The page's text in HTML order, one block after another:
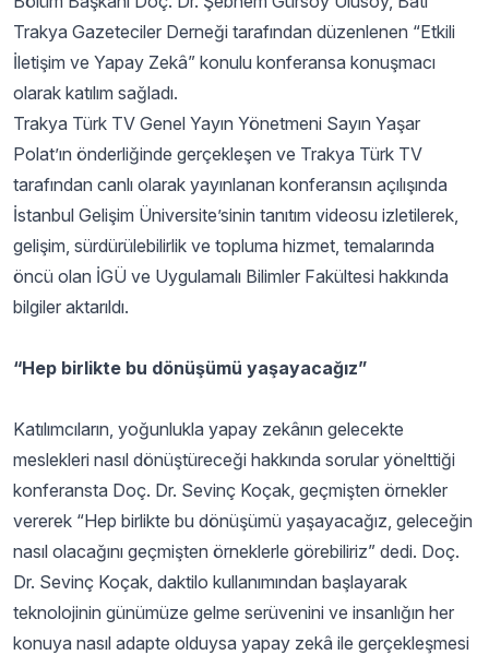
Trakya Gazeteciler Derneği tarafından düzenlenen “Etkili
İletişim ve Yapay Zekâ” konulu konferansa konuşmacı
olarak katılım sağladı.
Trakya Türk TV Genel Yayın Yönetmeni Sayın Yaşar
Polat’ın önderliğinde gerçekleşen ve Trakya Türk TV
tarafından canlı olarak yayınlanan konferansın açılışında
İstanbul Gelişim Üniversite’sinin tanıtım videosu izletilerek,
gelişim, sürdürülebilirlik ve topluma hizmet, temalarında
öncü olan İGÜ ve Uygulamalı Bilimler Fakültesi hakkında
bilgiler aktarıldı.
“Hep birlikte bu dönüşümü yaşayacağız”
Katılımcıların, yoğunlukla yapay zekânın gelecekte
meslekleri nasıl dönüştüreceği hakkında sorular yönelttiği
konferansta Doç. Dr. Sevinç Koçak, geçmişten örnekler
vererek “Hep birlikte bu dönüşümü yaşayacağız, geleceğin
nasıl olacağını geçmişten örneklerle görebiliriz” dedi. Doç.
Dr. Sevinç Koçak, daktilo kullanımından başlayarak
teknolojinin günümüze gelme serüvenini ve insanlığın her
konuya nasıl adapte olduysa yapay zekâ ile gerçekleşmesi